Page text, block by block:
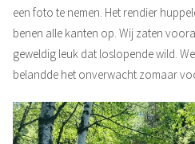
een foto te nemen. Het rendier
benen alle kanten op. Wij zaten
geweldig leuk dat loslopende wild.
belandde het onverwacht zomaar